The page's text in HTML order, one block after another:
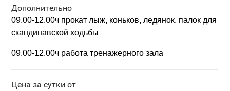
Дополнительно
09.00-12.00ч прокат лыж, коньков, ледянок, палок для
скандинавской ходьбы
09.00-12.00ч работа тренажерного зала
Цена за сутки от